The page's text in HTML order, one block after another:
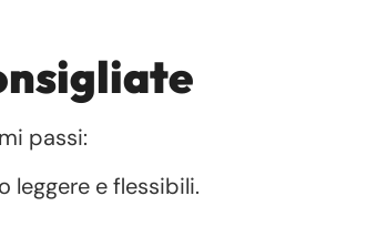
passi:
e flessibili.